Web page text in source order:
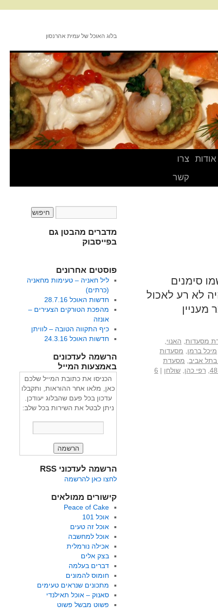
בלוג האוכל של עמית אהרנסון
אודות
צרו
קשר
סימנים
לא רע לאכול
מסעדות האנוי
מיכל ברמן
מסעדות
אביב
מסעדת
רפי כהן שולחן |
6
מדברים מהבטן גם
בפייסבוק
פוסטים אחרונים
ליל חאניה – טעימות מחאניה
(כרתים)
חדשות האוכל 28.7.16
מהפכת הטורקים הצעירים –
אונזה
כיף התקווה הטובה – לוויתן
חדשות האוכל 24.3.16
הרשמה לעדכונים
באמצעות המייל
הכניסו את כתובת המייל שלכם
כאן, מלאו אחר ההוראות, ותקבלו
עדכון בכל פעם שהבלוג יעודכן.
ניתן לבטל את השירות בכל שלב:
הרשמה לעדכוני RSS
לחצו כאן להרשמה
קישורים ממולאים
Peace of Cake
אוכל 101
אוכל זה טעים
אוכל למחשבה
אכילה נורמלית
בצק אלים
דברים בעלמה
חומוס להמונים
מתכונים שנראים טעימים
סאנוק – אוכל תאילנדי
פשוט מבשל פשוט